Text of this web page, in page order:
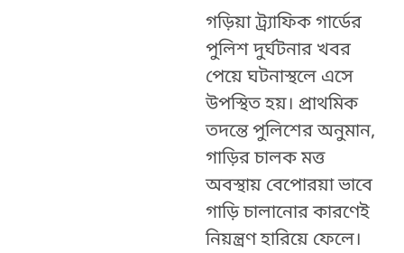
গড়িয়া ট্র্যাফিক গার্ডের
পুলিশ দুর্ঘটনার খবর
পেয়ে ঘটনাস্থলে এসে
উপস্থিত হয়। প্রাথমিক
তদন্তে পুলিশের অনুমান,
গাড়ির চালক মত্ত
অবস্থায় বেপোরয়া ভাবে
গাড়ি চালানোর কারণেই
নিয়ন্ত্রণ হারিয়ে ফেলে।